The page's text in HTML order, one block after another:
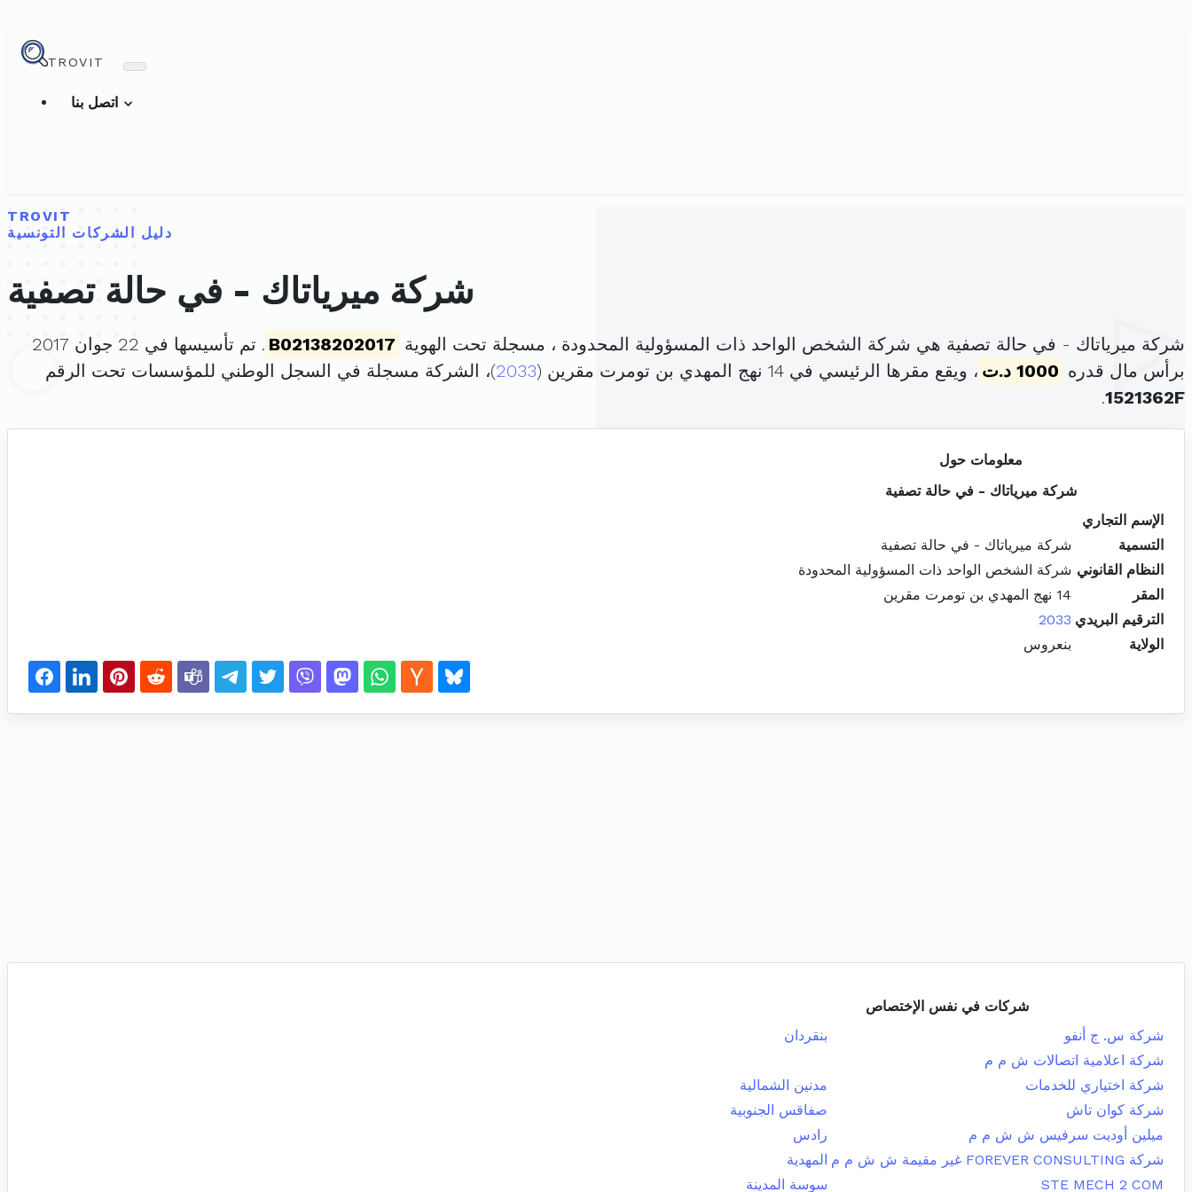
TROVIT
TROVIT
دليل الشركات التونسية
شركة ميرياتاك - في حالة تصفية
شركة ميرياتاك - في حالة تصفية هي شركة الشخص الواحد ذات المسؤولية المحدودة ، مسجلة تحت الهوية B02138202017
. تم تأسيسها في 22 جوان 2017
برأس مال قدره 1000 د.ت ، ويقع مقرها الرئيسي في 14 نهج المهدي بن تومرت مقرين ( 2033)، الشركة مسجلة في السجل الوطني للمؤسسات تحت الرقم
1521362F
.
معلومات حول
شركة ميرياتاك - في حالة تصفية
الإسم التجاري
التسمية
شركة ميرياتاك - في حالة تصفية
النظام القانوني شركة الشخص الواحد ذات المسؤولية المحدودة
المقر
14 نهج المهدي بن تومرت مقرين
الترقيم البريدي 2033
الولاية
بنعروس
شركات في نفس الإختصاص
شركة س. ج أنفو
بنقردان
شركة اعلامية اتصالات ش م م
شركة اختياري للخدمات
مدنين الشمالية
شركة كوان تاش
صفاقس الجنوبية
ميلين أوديت سرفيس ش ش م م
رادس
شركة FOREVER CONSULTING غير مقيمة ش ش م م
المهدية
STE MECH 2 COM
سوسة المدينة